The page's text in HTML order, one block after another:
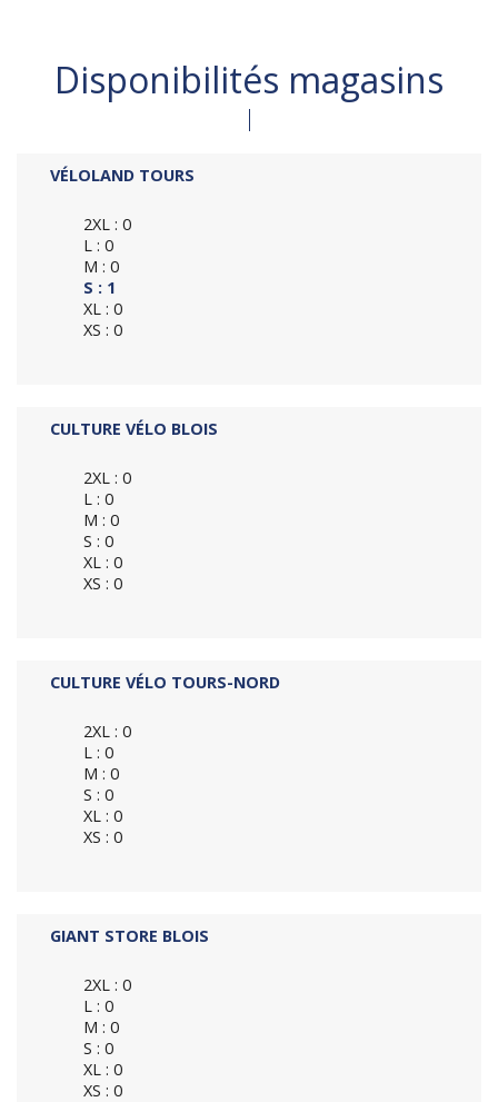
Disponibilités magasins
VÉLOLAND TOURS
2XL : 0
L : 0
M : 0
S : 1
XL : 0
XS : 0
CULTURE VÉLO BLOIS
2XL : 0
L : 0
M : 0
S : 0
XL : 0
XS : 0
CULTURE VÉLO TOURS-NORD
2XL : 0
L : 0
M : 0
S : 0
XL : 0
XS : 0
GIANT STORE BLOIS
2XL : 0
L : 0
M : 0
S : 0
XL : 0
XS : 0